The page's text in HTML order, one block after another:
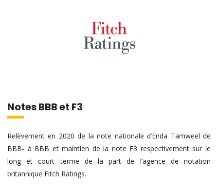
Notes BBB et F3
Relèvement en 2020 de la note nationale d’Enda Tamweel de
BBB- à BBB et maintien de la note F3 respectivement sur le
long et court terme de la part de l’agence de notation
britannique Fitch Ratings.